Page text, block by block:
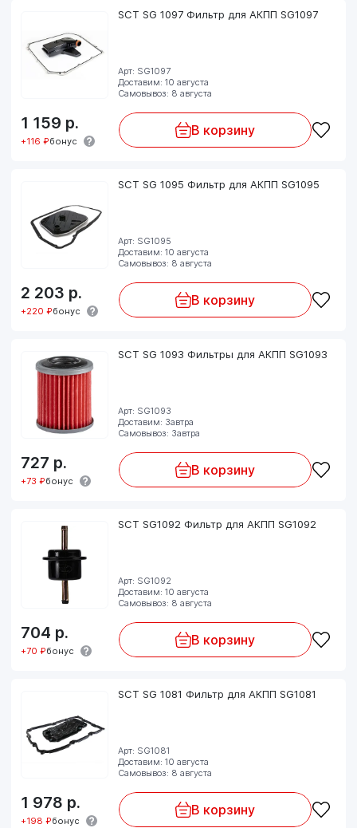
SCT SG 1097 Фильтр для АКПП SG1097
Арт: SG1097
Доставим: 10 августа
Самовывоз: 8 августа
1 159 р.
+116 ₽бонус
В корзину
SCT SG 1095 Фильтр для АКПП SG1095
Арт: SG1095
Доставим: 10 августа
Самовывоз: 8 августа
2 203 р.
+220 ₽бонус
В корзину
SCT SG 1093 Фильтры для АКПП SG1093
Арт: SG1093
Доставим: Завтра
Самовывоз: Завтра
727 р.
+73 ₽бонус
В корзину
SCT SG1092 Фильтр для АКПП SG1092
Арт: SG1092
Доставим: 10 августа
Самовывоз: 8 августа
704 р.
+70 ₽бонус
В корзину
SCT SG 1081 Фильтр для АКПП SG1081
Арт: SG1081
Доставим: 10 августа
Самовывоз: 8 августа
1 978 р.
+198 ₽бонус
В корзину